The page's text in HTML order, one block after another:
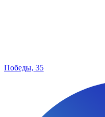
Победы, 35